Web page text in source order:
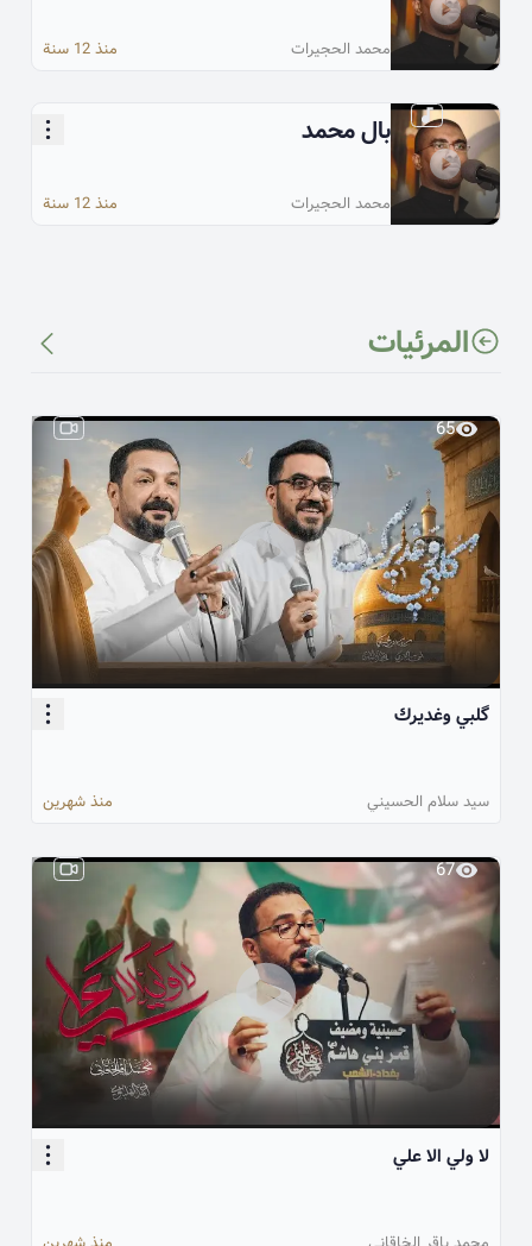
محمد الحجيرات منذ 12 سنة
بال محمد
محمد الحجيرات منذ 12 سنة
المرئیات
65
گلبي وغديرك
سيد سلام الحسيني منذ شهرين
67
لا ولي الا علي